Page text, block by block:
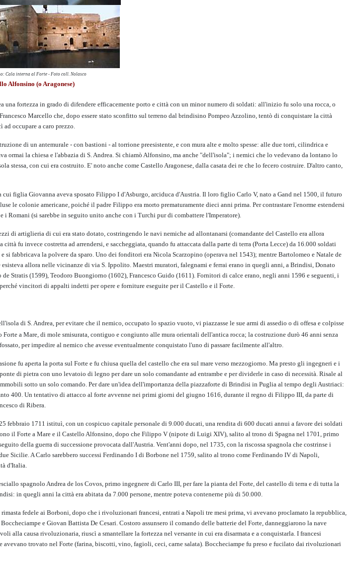
Cala interna al Forte - Foto coll. Nolasco
Alfonsino (o Aragonese)
fortezza in grado di difendere efficacemente porto e città con un minor numero di soldati: all'inizio fu solo una rocca, o
Marcello che, dopo essere stato sconfitto sul terreno dal brindisino Pompeo Azzolino, tentò di conquistare la città
occupare a caro prezzo.
di un antemurale - con bastioni - al torrione preesistente, e con mura alte e molto spesse: alle due torri, cilindrica e
la chiesa e l'abbazia di S. Andrea. Si chiamò Alfonsino, ma anche "dell'isola"; i nemici che lo vedevano da lontano lo
stessa, con cui era costruito. E' noto anche come Castello Aragonese, dalla casata dei re che lo fecero costruire. D'altro canto,
figlia Giovanna aveva sposato Filippo I d'Asburgo, arciduca d'Austria. Il loro figlio Carlo V, nato a Gand nel 1500, il futuro
le colonie americane, poiché il padre Filippo era morto prematuramente dieci anni prima. Per contrastare l'enorme estendersi
Romani (si sarebbe in seguito unito anche con i Turchi pur di combattere l'Imperatore).
di artiglieria di cui era stato dotato, costringendo le navi nemiche ad allontanarsi (comandante del Castello era allora
fu invece costretta ad arrendersi, e saccheggiata, quando fu attaccata dalla parte di terra (Porta Lecce) da 16.000 soldati
fabbricava la polvere da sparo. Uno dei fonditori era Nicola Scarzopino (operava nel 1543); mentre Bartolomeo e Natale de
allora nelle vicinanze di via S. Ippolito. Maestri muratori, falegnami e ferrai erano in quegli anni, a Brindisi, Donato
Stratis (1599), Teodoro Buongiorno (1602), Francesco Guido (1611). Fornitori di calce erano, negli anni 1596 e seguenti, i
vincitori di appalti indetti per opere e forniture eseguite per il Castello e il Forte.
di S. Andrea, per evitare che il nemico, occupato lo spazio vuoto, vi piazzasse le sue armi di assedio o di offesa e colpisse
a Mare, di mole smisurata, contiguo e congiunto alle mura orientali dell'antica rocca; la costruzione durò 46 anni senza
per impedire al nemico che avesse eventualmente conquistato l'uno di passare facilmente all'altro.
fu aperta la porta sul Forte e fu chiusa quella del castello che era sul mare verso mezzogiorno. Ma presto gli ingegneri e i
di pietra con uno levatoio di legno per dare un solo comandante ad entrambe e per dividerle in caso di necessità. Risale al
sotto un solo comando. Per dare un'idea dell'importanza della piazzaforte di Brindisi in Puglia al tempo degli Austriaci:
400. Un tentativo di attacco al forte avvenne nei primi giorni del giugno 1616, durante il regno di Filippo III, da parte di
di Ribera.
1711 istituì, con un cospicuo capitale personale di 9.000 ducati, una rendita di 600 ducati annui a favore dei soldati
il Forte a Mare e il Castello Alfonsino, dopo che Filippo V (nipote di Luigi XIV), salito al trono di Spagna nel 1701, primo
della guerra di successione provocata dall'Austria. Vent'anni dopo, nel 1735, con la riscossa spagnola che costrinse i
Sicilie. A Carlo sarebbero successi Ferdinando I di Borbone nel 1759, salito al trono come Ferdinando IV di Napoli,
d'Italia.
spagnolo Andrea de los Covos, primo ingegnere di Carlo III, per fare la pianta del Forte, del castello di terra e di tutta la
in quegli anni la città era abitata da 7.000 persone, mentre poteva contenerne più di 50.000.
fedele ai Borboni, dopo che i rivoluzionari francesi, entrati a Napoli tre mesi prima, vi avevano proclamato la repubblica,
e Giovan Battista De Cesari. Costoro assunsero il comando delle batterie del Forte, danneggiarono la nave
alla causa rivoluzionaria, riuscì a smantellare la fortezza nel versante in cui era disarmata e a conquistarla. I francesi
trovato nel Forte (farina, biscotti, vino, fagioli, ceci, carne salata). Boccheciampe fu preso e fucilato dai rivoluzionari